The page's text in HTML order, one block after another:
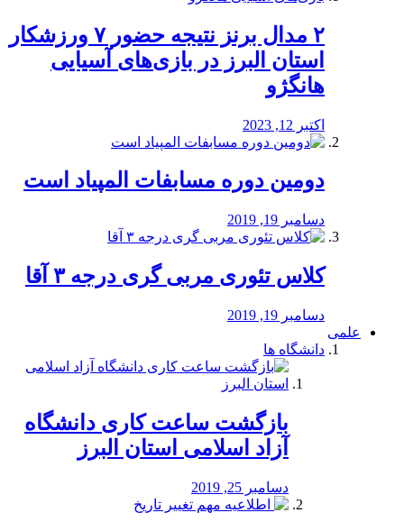
۲ مدال برنز نتیجه حضور ۷ ورزشکار
استان البرز در بازی‌های آسیایی
هانگژو
اکتبر 12, 2023
دومین دوره مسابفات المپیاد است
دسامبر 19, 2019
کلاس تئوری مربی گری درجه ۳ آقا
دسامبر 19, 2019
علمی
دانشگاه ها
بازگشت ساعت کاری دانشگاه
آزاد اسلامی استان البرز
دسامبر 25, 2019